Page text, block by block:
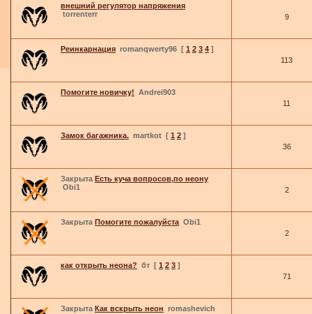
внешний регулятор напряжения
torrenterr
9
Реинкарнация romanqwerty96 [ 1 2 3 4 ]
113
Помогите новичку! Andrei903
11
Замок багажника. martkot [ 1 2 ]
36
Закрыта Есть куча вопросов,по неону
Obi1
2
Закрыта Помогите пожалуйста Obi1
2
как открыть неона? бт [ 1 2 3 ]
71
Закрыта Как вскрыть неон romashevich